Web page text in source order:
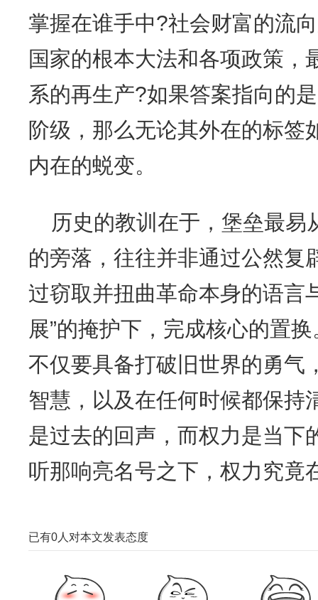
掌握在谁手中?社会财富的流
国家的根本大法和各项政策，
系的再生产?如果答案指向的
阶级，那么无论其外在的标签
内在的蜕变。
历史的教训在于，堡垒最易
的旁落，往往并非通过公然复
过窃取并扭曲革命本身的语言
展”的掩护下，完成核心的置
不仅要具备打破旧世界的勇气
智慧，以及在任何时候都保持
是过去的回声，而权力是当下
听那响亮名号之下，权力究竟
已有0 人对本文发表态度